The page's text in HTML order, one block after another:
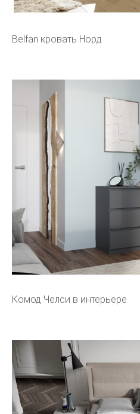
Belfan кровать Норд
Комод Челси в интерьере